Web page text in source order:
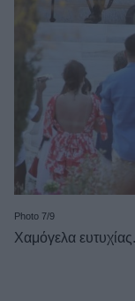
Photo 7/9
Χαμόγελα ευτυχίας.